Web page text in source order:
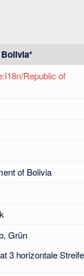
Bolivia*
Republic of
of Bolivia
Grün
3 horizontale